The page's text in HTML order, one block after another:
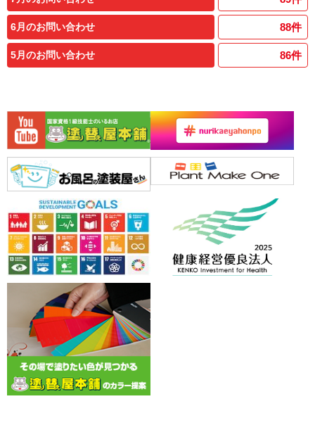
6月のお問い合わせ 88件
5月のお問い合わせ 86件